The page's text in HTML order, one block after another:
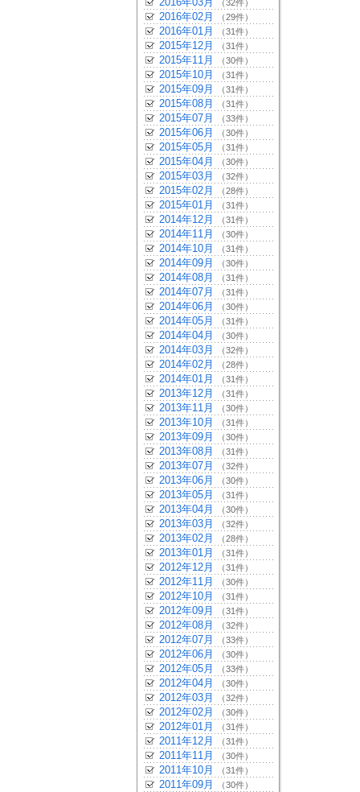
（32件）
2016年02月 （29件）
2016年01月 （31件）
2015年12月 （31件）
2015年11月 （30件）
2015年10月 （31件）
2015年09月 （31件）
2015年08月 （31件）
2015年07月 （33件）
2015年06月 （30件）
2015年05月 （31件）
2015年04月 （30件）
2015年03月 （32件）
2015年02月 （28件）
2015年01月 （31件）
2014年12月 （31件）
2014年11月 （30件）
2014年10月 （31件）
2014年09月 （30件）
2014年08月 （31件）
2014年07月 （31件）
2014年06月 （30件）
2014年05月 （31件）
2014年04月 （30件）
2014年03月 （32件）
2014年02月 （28件）
2014年01月 （31件）
2013年12月 （31件）
2013年11月 （30件）
2013年10月 （31件）
2013年09月 （30件）
2013年08月 （31件）
2013年07月 （32件）
2013年06月 （30件）
2013年05月 （31件）
2013年04月 （30件）
2013年03月 （32件）
2013年02月 （28件）
2013年01月 （31件）
2012年12月 （31件）
2012年11月 （30件）
2012年10月 （31件）
2012年09月 （31件）
2012年08月 （32件）
2012年07月 （33件）
2012年06月 （30件）
2012年05月 （33件）
2012年04月 （30件）
2012年03月 （32件）
2012年02月 （30件）
2012年01月 （31件）
2011年12月 （31件）
2011年11月 （30件）
2011年10月 （31件）
2011年09月 （30件）